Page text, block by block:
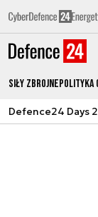
Siły zbrojnePolityka
Defence24 Days